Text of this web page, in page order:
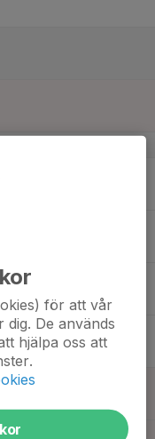
för att vår
De används
hjälpa oss att